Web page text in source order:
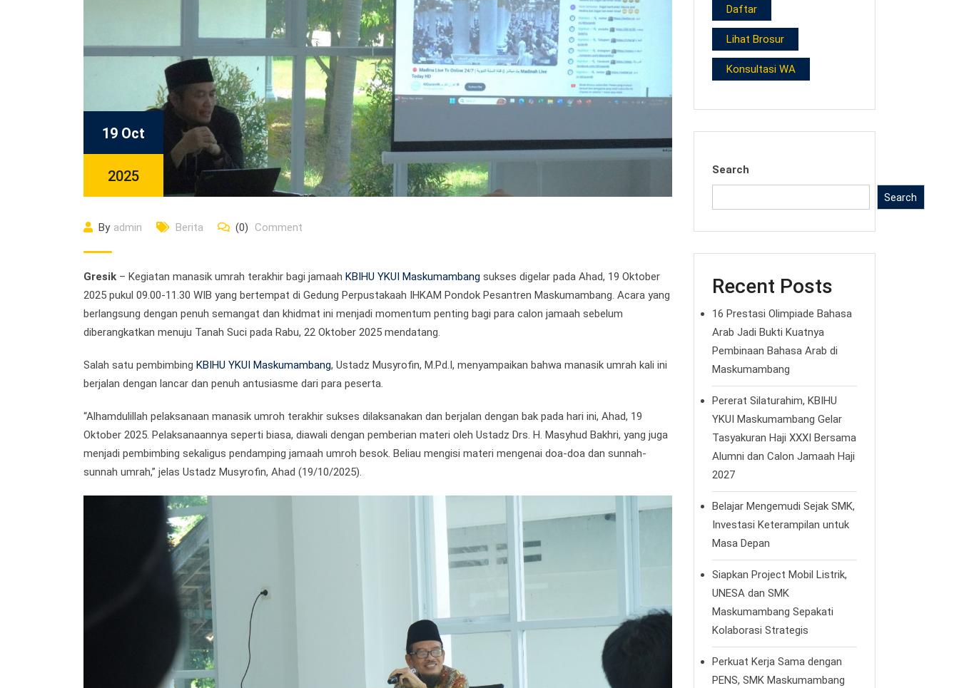
19 Oct
2025
By admin Berita (0) Comment
Gresik – Kegiatan manasik umrah terakhir bagi jamaah KBIHU YKUI Maskumambang sukses digelar pada Ahad, 19 Oktober
2025 pukul 09.00-11.30 WIB yang bertempat di Gedung Perpustakaah IHKAM Pondok Pesantren Maskumambang. Acara yang
berlangsung dengan penuh semangat dan khidmat ini menjadi momentum penting bagi para calon jamaah sebelum
diberangkatkan menuju Tanah Suci pada Rabu, 22 Oktober 2025 mendatang.
Salah satu pembimbing KBIHU YKUI Maskumambang, Ustadz Musyrofin, M.Pd.I, menyampaikan bahwa manasik umrah kali ini
berjalan dengan lancar dan penuh antusiasme dari para peserta.
“Alhamdulillah pelaksanaan manasik umroh terakhir sukses dilaksanakan dan berjalan dengan bak pada hari ini, Ahad, 19
Oktober 2025. Pelaksanaannya seperti biasa, diawali dengan pemberian materi oleh Ustadz Drs. H. Masyhud Bakhri, yang juga
menjadi pembimbing sekaligus pendamping jamaah umroh besok. Beliau mengisi materi mengenai doa-doa dan sunnah-
sunnah umrah,” jelas Ustadz Musyrofin, Ahad (19/10/2025).
Daftar
Lihat Brosur
Konsultasi WA
Search
Search
Recent Posts
16 Prestasi Olimpiade Bahasa
Arab Jadi Bukti Kuatnya
Pembinaan Bahasa Arab di
Maskumambang
Pererat Silaturahim, KBIHU
YKUI Maskumambang Gelar
Tasyakuran Haji XXXI Bersama
Alumni dan Calon Jamaah Haji
2027
Belajar Mengemudi Sejak SMK,
Investasi Keterampilan untuk
Masa Depan
Siapkan Project Mobil Listrik,
UNESA dan SMK
Maskumambang Sepakati
Kolaborasi Strategis
Perkuat Kerja Sama dengan
PENS, SMK Maskumambang